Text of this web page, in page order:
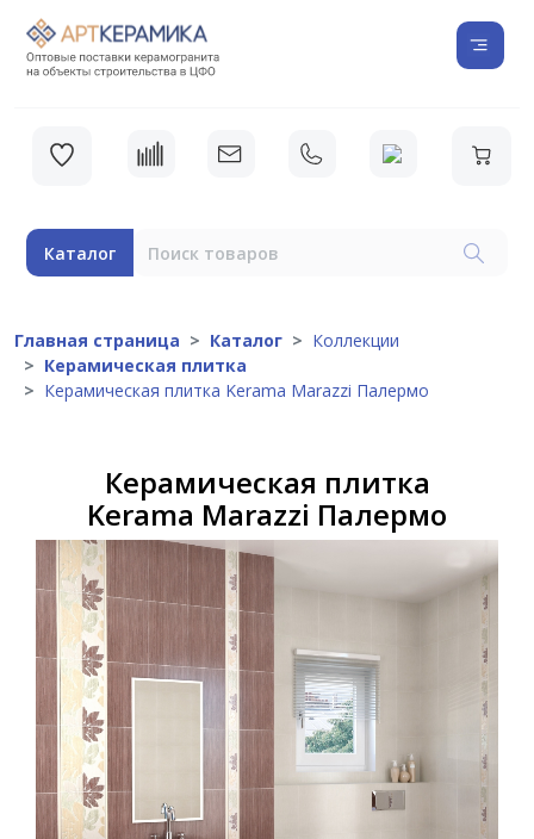
Каталог
Главная страница Каталог
Коллекции
Керамическая плитка
Керамическая плитка Kerama Marazzi Палермо
Керамическая плитка
Kerama Marazzi Палермо